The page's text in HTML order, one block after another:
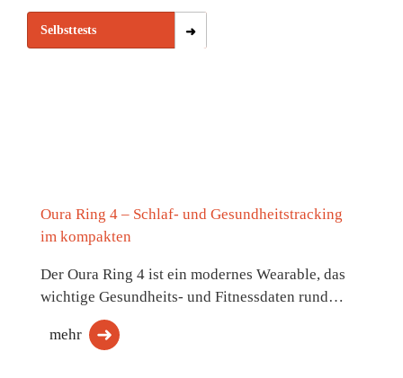
Selbsttests
Oura Ring 4 – Schlaf- und Gesundheitstracking
im kompakten
Der Oura Ring 4 ist ein modernes Wearable, das
wichtige Gesundheits- und Fitnessdaten rund…
mehr